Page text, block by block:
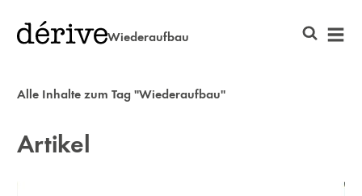
Wiederaufbau
Alle Inhalte zum Tag "Wiederaufbau"
Artikel